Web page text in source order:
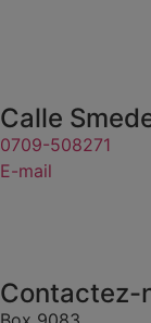
Calle
​​​​​​​0709-508271
E-mail
Contactez-